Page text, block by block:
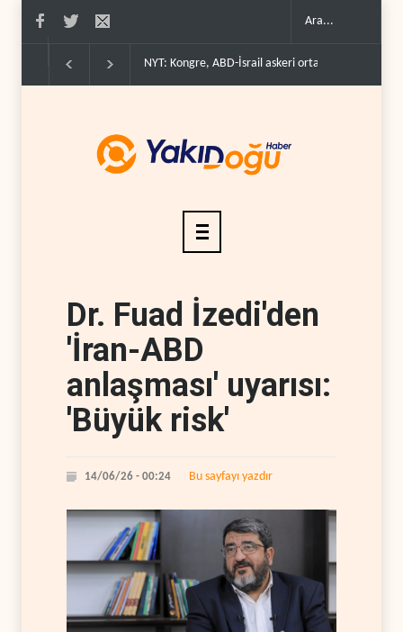
NYT: Kongre, ABD-İsrail askeri ortaklığını yasayla kal�..
Dr. Fuad İzedi'den
'İran-ABD
anlaşması' uyarısı:
'Büyük risk'
14/06/26 - 00:24 Bu sayfayı yazdır